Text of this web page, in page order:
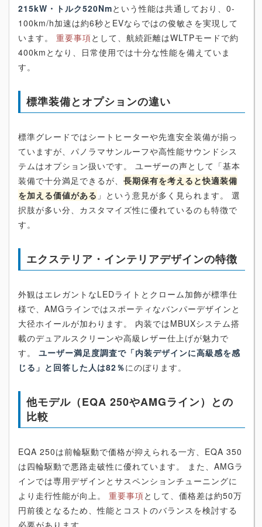
215kW・トルク520Nmという性能は共通しており、0-
100km/h加速は約6秒とEVならではの俊敏さを実現して
います。 重要事項として、航続距離はWLTPモードで約
400kmとなり、日常使用では十分な性能を備えていま
す。
標準装備とオプションの違い
標準グレードではシートヒーターや先進安全装備が揃っ
ていますが、パノラマサンルーフや高性能サウンドシス
テムはオプション扱いです。 ユーザーの声として「基本
装備で十分満足できるが、 長期保有を考えると快適装備
を加える価値がある 」という意見が多く見られます。 選
択肢が多い分、カスタマイズ性に優れているのも特徴で
す。
エクステリア・インテリアデザインの特徴
外観はエレガントなLEDライトとクローム加飾が標準仕
様で、AMGラインではスポーティなバンパーデザインと
大径ホイールが加わります。 内装ではMBUXシステム搭
載のデュアルスクリーンや高級レザー仕上げが魅力で
す。 ユーザー満足度調査で「内装デザインに高級感を感
じる」と回答した人は82％にのぼります。
他モデル（EQA 250やAMGライン）との
比較
EQA 250は前輪駆動で価格が抑えられる一方、EQA 350
は四輪駆動で悪路走破性に優れています。 また、AMGラ
インでは専用デザインとサスペンションチューニングに
より走行性能が向上。 重要事項として、価格差は約50万
円前後となるため、性能とコストのバランスを検討する
必要があります。